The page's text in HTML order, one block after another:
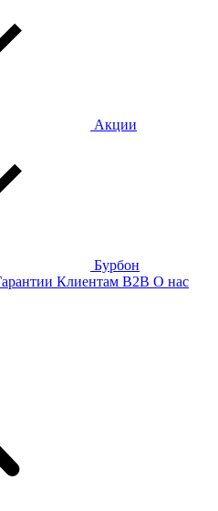
Акции
Бурбон
Клиентам B2B О нас